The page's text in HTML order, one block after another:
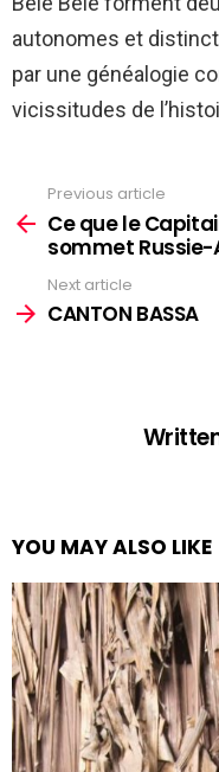
autonomes et
par une généalogie
vicissitudes de
more
Previous article
Ce que le
sommet Russie-
Next article
CANTON BASSA
YOU MAY ALSO LIKE